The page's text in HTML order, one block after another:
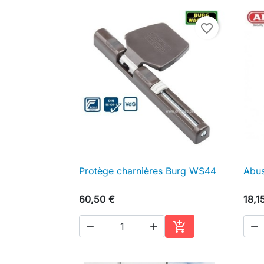
favorite_border
 Aperçu rapide
Protège charnières Burg WS44
60,50 €
  
Ajouter au panier
